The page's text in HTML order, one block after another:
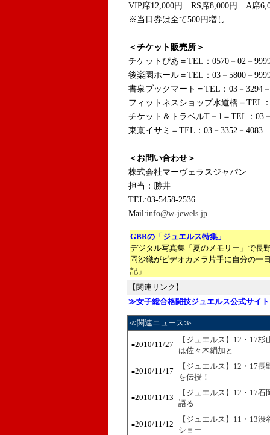
VIP席12,000円 RS席8,000円 A席
※当日券は全て500円増し
＜チケット販売所＞
チケットぴあ＝TEL：0570－02－
後楽園ホール＝TEL：03－5800－
書泉ブックマート＝TEL：03－3294
フィットネスショップ水道橋＝TEL
チケット＆トラベルT－1＝TEL：03
東京イサミ＝TEL：03－3352－4083
＜お問い合わせ＞
株式会社マーヴェラスジャパン
担当：勝井
TEL:03-5458-2536
Mail:info@w-jewels.jp
GBRの「ジュエルス特集」
デジタル写真集「夏のメモリー」で長
岡沙織がビデオカメラ片手に自分の一
記」
【関連リンク】
≫女子総合格闘技ジュエルス公式サイト
≪関連ニュース≫
■2010/11/27
【ジュエルス】12・17
は佐々木絹加と
■2010/11/17
【ジュエルス】12・17
を伝授！
■2010/11/13
【ジュエルス】12・17
語る
■2010/11/12
【ジュエルス】11・13
ショー